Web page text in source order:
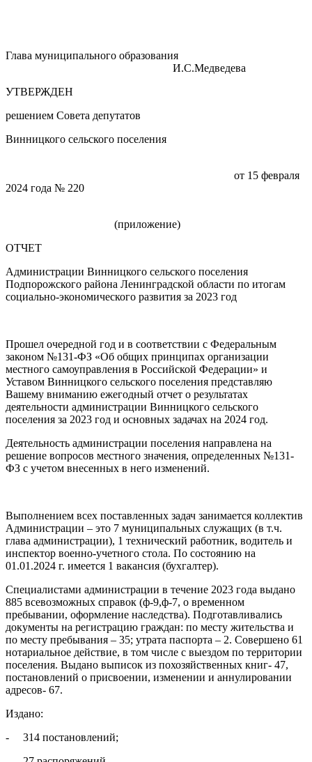
Глава муниципального образования
И.С.Медведева
УТВЕРЖДЕН
решением Совета депутатов
Винницкого сельского поселения
от 15 февраля
2024 года № 220
(приложение)
ОТЧЕТ
Администрации Винницкого сельского поселения
Подпорожского района Ленинградской области по итогам
социально-экономического развития за 2023 год
Прошел очередной год и в соответствии с Федеральным
законом №131-ФЗ «Об общих принципах организации
местного самоуправления в Российской Федерации» и
Уставом Винницкого сельского поселения представляю
Вашему вниманию ежегодный отчет о результатах
деятельности администрации Винницкого сельского
поселения за 2023 год и основных задачах на 2024 год.
Деятельность администрации поселения направлена на
решение вопросов местного значения, определенных №131-
ФЗ с учетом внесенных в него изменений.
Выполнением всех поставленных задач занимается коллектив
Администрации – это 7 муниципальных служащих (в т.ч.
глава администрации), 1 технический работник, водитель и
инспектор военно-учетного стола. По состоянию на
01.01.2024 г. имеется 1 вакансия (бухгалтер).
Специалистами администрации в течение 2023 года выдано
885 всевозможных справок (ф-9,ф-7, о временном
пребывании, оформление наследства). Подготавливались
документы на регистрацию граждан: по месту жительства и
по месту пребывания – 35; утрата паспорта – 2. Совершено 61
нотариальное действие, в том числе с выездом по территории
поселения. Выдано выписок из похозяйственных книг- 47,
постановлений о присвоении, изменении и аннулировании
адресов- 67.
Издано:
- 314 постановлений;